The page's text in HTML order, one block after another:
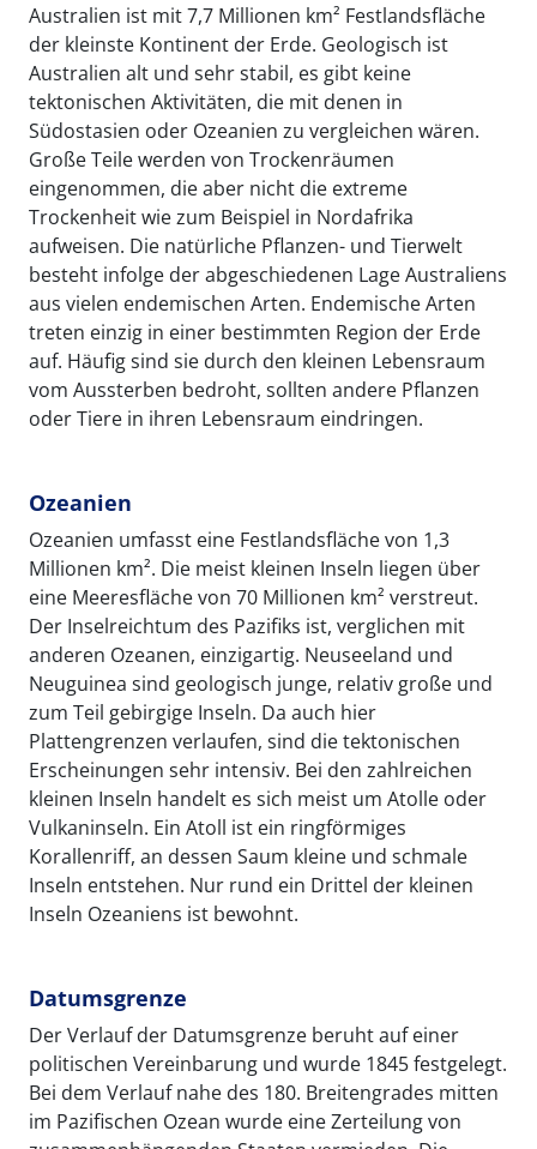
Australien ist mit 7,7 Millionen km² Festlandsfläche
der kleinste Kontinent der Erde. Geologisch ist
Australien alt und sehr stabil, es gibt keine
tektonischen Aktivitäten, die mit denen in
Südostasien oder Ozeanien zu vergleichen wären.
Große Teile werden von Trockenräumen
eingenommen, die aber nicht die extreme
Trockenheit wie zum Beispiel in Nordafrika
aufweisen. Die natürliche Pflanzen- und Tierwelt
besteht infolge der abgeschiedenen Lage Australiens
aus vielen endemischen Arten. Endemische Arten
treten einzig in einer bestimmten Region der Erde
auf. Häufig sind sie durch den kleinen Lebensraum
vom Aussterben bedroht, sollten andere Pflanzen
oder Tiere in ihren Lebensraum eindringen.
Ozeanien
Ozeanien umfasst eine Festlandsfläche von 1,3
Millionen km². Die meist kleinen Inseln liegen über
eine Meeresfläche von 70 Millionen km² verstreut.
Der Inselreichtum des Pazifiks ist, verglichen mit
anderen Ozeanen, einzigartig. Neuseeland und
Neuguinea sind geologisch junge, relativ große und
zum Teil gebirgige Inseln. Da auch hier
Plattengrenzen verlaufen, sind die tektonischen
Erscheinungen sehr intensiv. Bei den zahlreichen
kleinen Inseln handelt es sich meist um Atolle oder
Vulkaninseln. Ein Atoll ist ein ringförmiges
Korallenriff, an dessen Saum kleine und schmale
Inseln entstehen. Nur rund ein Drittel der kleinen
Inseln Ozeaniens ist bewohnt.
Datumsgrenze
Der Verlauf der Datumsgrenze beruht auf einer
politischen Vereinbarung und wurde 1845 festgelegt.
Bei dem Verlauf nahe des 180. Breitengrades mitten
im Pazifischen Ozean wurde eine Zerteilung von